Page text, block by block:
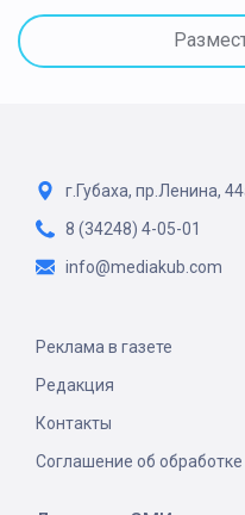
г.Губаха, пр.Ленина,
8 (34248) 4-05-01
info@mediakub.com
Реклама в газете
Редакция
Контакты
Соглашение об